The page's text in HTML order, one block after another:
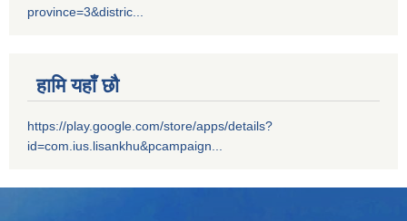
province=3&distric...
हामि यहाँ छौ
https://play.google.com/store/apps/details?
id=com.ius.lisankhu&pcampaign...